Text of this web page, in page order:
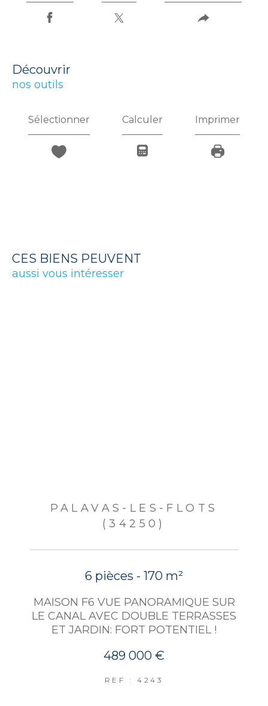
découvrir
nos outils
Sélectionner Calculer Imprimer
CES BIENS PEUVENT
aussi vous intéresser
PALAVAS-LES-FLOTS
(34250)
6 pièces - 170 m²
MAISON F6 VUE PANORAMIQUE SUR
LE CANAL AVEC DOUBLE TERRASSES
ET JARDIN: FORT POTENTIEL !
489 000 €
REF : 4243